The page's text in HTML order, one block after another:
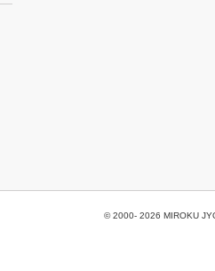
© 2000- 2026 MIROKU